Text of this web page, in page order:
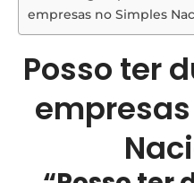
empresas no Simples
Posso ter